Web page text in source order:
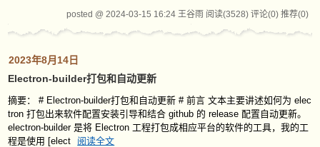
posted @ 2024-03-15 16:24 王谷雨 阅读(3528) 评论(0) 推荐(0)
2023年8月14日
Electron-builder打包和自动更新
摘要： # Electron-builder打包和自动更新 # 前言 文本主要讲述如何为 elec
tron 打包出来软件配置安装引导和结合 github 的 release 配置自动更新。
electron-builder 是将 Electron 工程打包成相应平台的软件的工具，我的工
程是使用 [elect
阅读全文